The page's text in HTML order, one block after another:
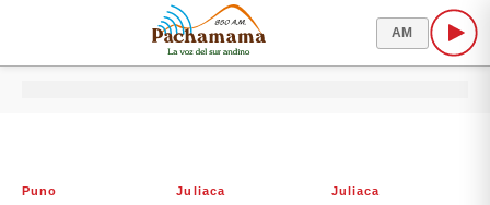
AM
Puno Juliaca Juliaca